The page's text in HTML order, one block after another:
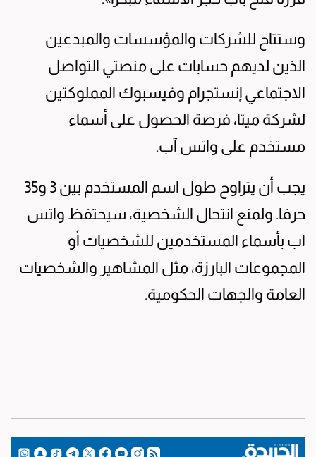
وستتاح للشركات والمؤسسات والمبدعين
الذين لديهم حسابات على منصتي التواصل
الاجتماعي إنستجرام وفيسبوك المملوكتين
لشركة ميتا، فرصة الحصول على أسماء
مستخدم على واتس آب.
يجب أن يتراوح طول اسم المستخدم بين 3 و35
حرفا. ولمنع انتحال الشخصية، سيحتفظ واتس
اب بأسماء المستخدمين للشخصيات أو
المجموعات البارزة، مثل المشاهير والشخصيات
العامة والجهات الحكومية.